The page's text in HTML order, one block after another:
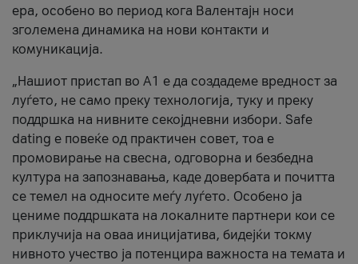
ера, особено во период кога Валентајн носи
зголемена динамика на нови контакти и
комуникација.
„Нашиот пристап во А1 е да создадеме вредност за
луѓето, не само преку технологија, туку и преку
поддршка на нивните секојдневни избори. Safe
dating е повеќе од практичен совет, тоа е
промовирање на свесна, одговорна и безбедна
култура на запознавања, каде довербата и почитта
се темел на односите меѓу луѓето. Особено ја
цениме поддршката на локалните партнери кои се
приклучија на оваа иницијатива, бидејќи токму
нивното учество ја потенцира важноста на темата и